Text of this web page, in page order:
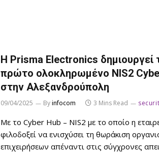
Η Prisma Electronics δημιουργεί
πρώτο ολοκληρωμένο NIS2
στην Αλεξανδρούπολη
09/04/2025 Byinfocom 3 Mins Read
Με το Cyber Hub – NIS2 με το οποίο η
φιλοδοξεί να ενισχύσει τη θωράκιση
επιχειρήσεων απέναντι στις σύγχρονες